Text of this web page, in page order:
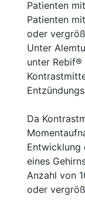
Patienten
Patienten
oder
Unter
unter Rebif®
Da
Entwicklung
eines
Anzahl von
oder